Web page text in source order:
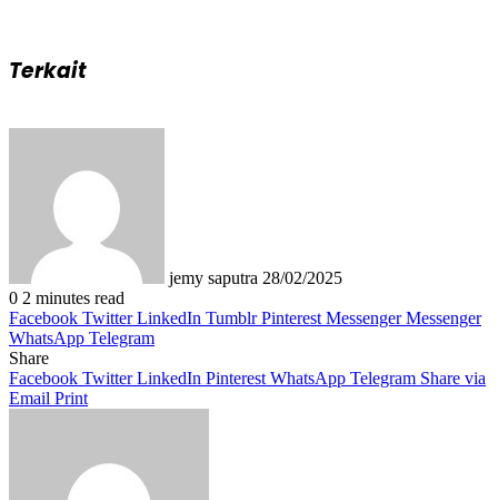
Terkait
jemy saputra 28/02/2025
0 2 minutes read
Facebook Twitter LinkedIn Tumblr Pinterest Messenger Messenger
WhatsApp Telegram
Share
Facebook Twitter LinkedIn Pinterest WhatsApp Telegram Share via
Email Print